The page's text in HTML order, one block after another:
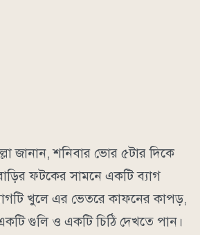
জানান, শনিবার ভোর ৫টার দিকে
ফটকের সামনে একটি ব্যাগ
খুলে এর ভেতরে কাফনের কাপড়,
গুলি ও একটি চিঠি দেখতে পান।